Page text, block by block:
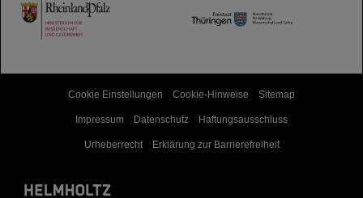
TMWWDG
Cookie Einstellungen Cookie-Hinweise Sitemap
Impressum Datenschutz Haftungsausschluss
Urheberrecht Erklärung zur Barrierefreiheit